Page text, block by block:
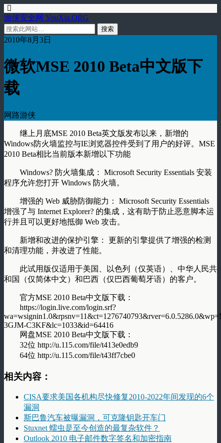
游侠安全网 YouXia.ORG
2010年8月3日
微软MSE 2010 Beta中文版下
载
网路游侠
继上月底MSE 2010 Beta英文版发布以来，新增的
Windows防火墙监控与IE浏览器控件受到了用户的好评。MSE
2010 Beta相比当前版本新增以下功能
Windows? 防火墙集成： Microsoft Security Essentials 安装
程序允许您打开 Windows 防火墙。
增强的 Web 威胁防御能力： Microsoft Security Essentials
增强了与 Internet Explorer? 的集成，这有助于防止恶意脚本运
行并且可以更好地抵御 Web 攻击。
新增和改进的保护引擎： 更新的引擎提供了增强的检测
和清理功能，并改进了性能。
此试用版仅适用于美国、以色列（仅英语）、中华人民共
和国（仅简体中文）和巴西（仅巴西葡萄牙语）的客户。
官方MSE 2010 Beta中文版下载：
https://login.live.com/login.srf?
3GJM-C3KF&lc=1033&id=64416
网盘MSE 2010 Beta中文版下载：
32位 http://u.115.com/file/t413e0edb9
64位 http://u.115.com/file/t43ff7cbe0
相关内容：
CISA要求美国各机构尽快修复2010-2022年间发现的6个
漏洞
斯巴鲁汽车被曝漏洞，可克隆钥匙开车门
Stuxnet 蠕虫是至今创造的最复杂软件？
Outlook 2010 电子邮件数字签名和加密指南